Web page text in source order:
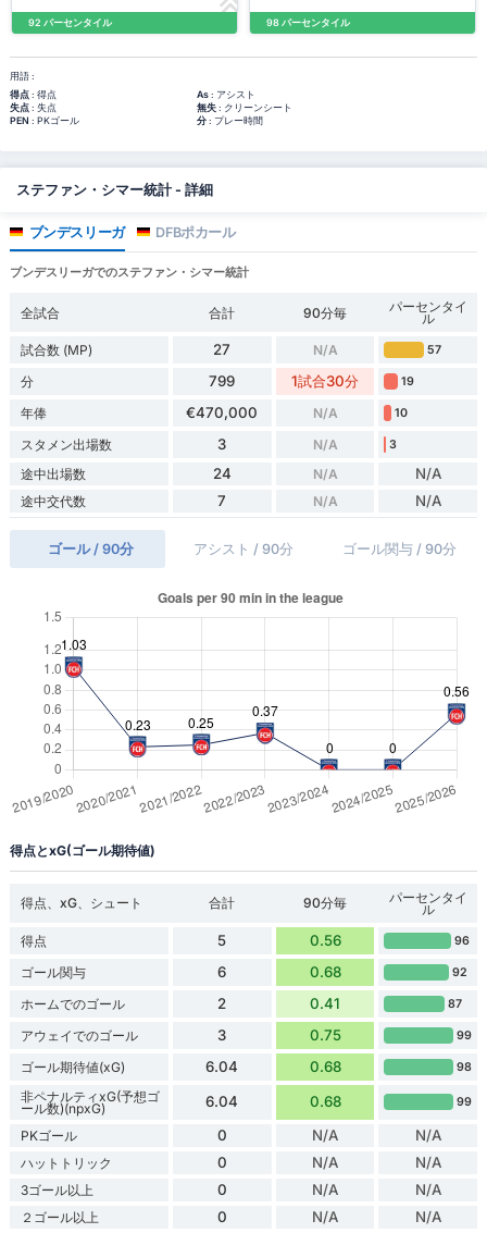
92 パーセンタイル 98 パーセンタイル
用語 :
得点: 得点 As: アシスト
失点: 失点 無失: クリーンシート
PEN : PKゴール 分: プレー時間
ステファン・シマー統計 - 詳細
ブンデスリーガ DFBポカール
ブンデスリーガでのステファン・シマー統計
全試合 合計 90分毎 パーセンタイ
ル
試合数 (MP)
27 N/A 57
分 799 1試合30分 19
年俸 €470,000 N/A 10
スタメン出場数 3 N/A 3
途中出場数 24 N/A N/A
途中交代数 7 N/A N/A
ゴール / 90分 アシスト / 90分 ゴール関与 / 90分
得点とxG(ゴール期待値)
得点、xG、シュート 合計 90分毎 パーセンタイ
ル
得点
5 0.56 96
ゴール関与 6 0.68 92
ホームでのゴール 2 0.41 87
アウェイでのゴール 3 0.75 99
ゴール期待値(xG) 6.04 0.68 98
非ペナルティxG(予想ゴ
ール数)(npxG) 6.04 0.68 99
PKゴール 0 N/A N/A
ハットトリック 0 N/A N/A
3ゴール以上 0 N/A N/A
２ゴール以上 0 N/A N/A